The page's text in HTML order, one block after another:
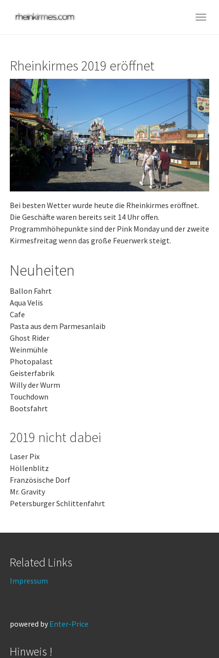
Rheinkirmes 2019 eröffnet
Bei besten Wetter wurde heute die Rheinkirmes eröffnet.
Die Geschäfte waren bereits seit 14 Uhr offen.
Programmhöhepunkte sind der Pink Monday und der zweite
Kirmesfreitag wenn das große Feuerwerk steigt.
Neuheiten
Ballon Fahrt
Aqua Velis
Cafe
Pasta aus dem Parmesanlaib
Ghost Rider
Weinmühle
Photopalast
Geisterfabrik
Willy der Wurm
Touchdown
Bootsfahrt
2019 nicht dabei
Laser Pix
Höllenblitz
Französische Dorf
Mr. Gravity
Petersburger Schlittenfahrt
Related Links
Impressum
powered by Enter-Price
Hinweis !